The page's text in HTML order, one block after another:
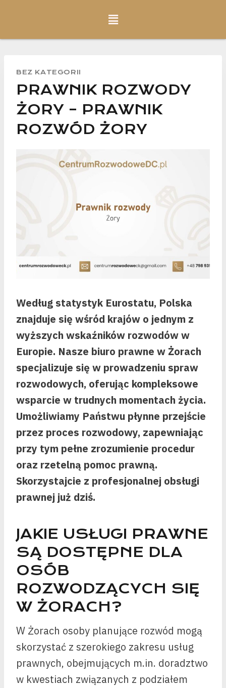
BEZ KATEGORII
PRAWNIK ROZWODY
ŻORY – PRAWNIK
ROZWÓD ŻORY
Według statystyk Eurostatu, Polska
znajduje się wśród krajów o jednym z
wyższych wskaźników rozwodów w
Europie. Nasze biuro prawne w Żorach
specjalizuje się w prowadzeniu spraw
rozwodowych, oferując kompleksowe
wsparcie w trudnych momentach życia.
Umożliwiamy Państwu płynne przejście
przez proces rozwodowy, zapewniając
przy tym pełne zrozumienie procedur
oraz rzetelną pomoc prawną.
Skorzystajcie z profesjonalnej obsługi
prawnej już dziś.
JAKIE USŁUGI PRAWNE
SĄ DOSTĘPNE DLA
OSÓB
ROZWODZĄCYCH SIĘ
W ŻORACH?
W Żorach osoby planujące rozwód mogą
skorzystać z szerokiego zakresu usług
prawnych, obejmujących m.in. doradztwo
w kwestiach związanych z podziałem